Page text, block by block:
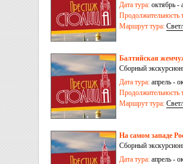
Дата тура: октябрь -
Продолжительность
Маршрут тура:
Балтийская
Сборный
Дата тура: апрель -
Продолжительность
Маршрут тура:
На самом западе
Сборный
Дата тура: апрель -